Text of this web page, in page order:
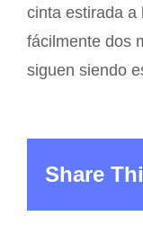
cinta estirada a
fácilmente dos
siguen siendo
Share